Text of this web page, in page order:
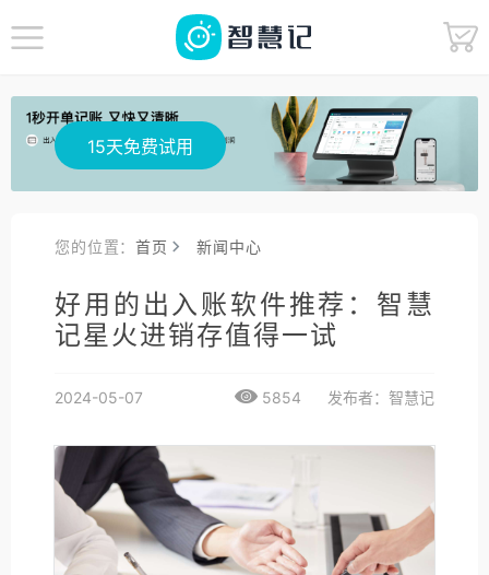
15天免费试用
您的位置：首页 新闻中心
好用的出入账软件推荐：智慧
记星火进销存值得一试
2024-05-07 5854 发布者：智慧记